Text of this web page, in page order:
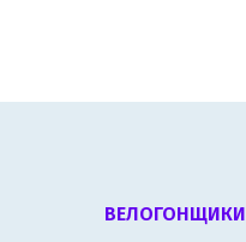
ВЕЛОГОНЩИКИ